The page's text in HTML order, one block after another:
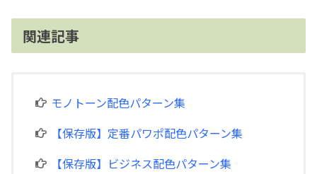
関連記事
モノトーン配色パターン集
【保存版】定番パワポ配色パターン集
【保存版】ビジネス配色パターン集